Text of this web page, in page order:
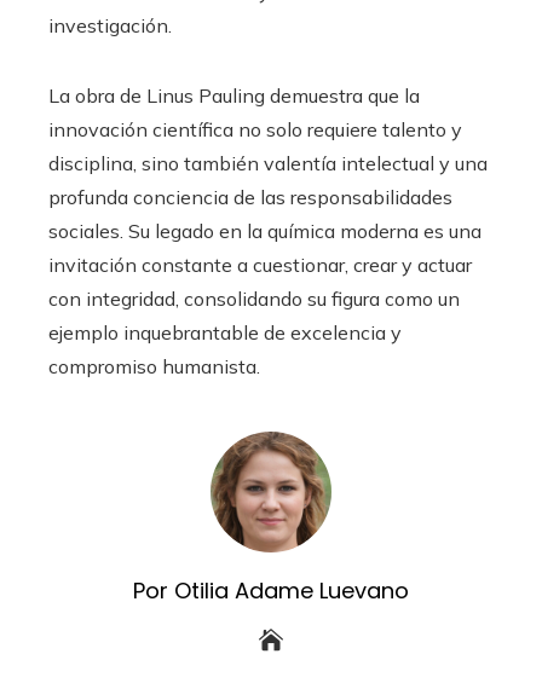
investigación.
La obra de Linus Pauling demuestra que la
innovación científica no solo requiere talento y
disciplina, sino también valentía intelectual y una
profunda conciencia de las responsabilidades
sociales. Su legado en la química moderna es una
invitación constante a cuestionar, crear y actuar
con integridad, consolidando su figura como un
ejemplo inquebrantable de excelencia y
compromiso humanista.
Por Otilia Adame Luevano